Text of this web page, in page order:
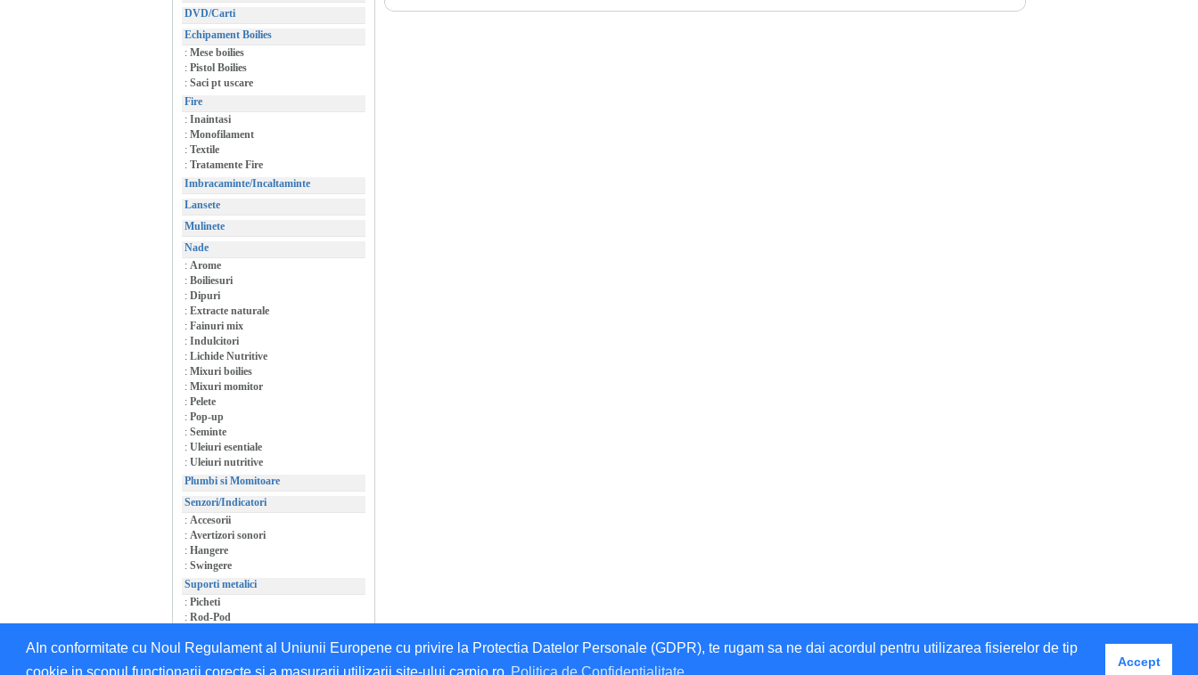
AIn conformitate cu Noul Regulament al Uniunii Europene cu privire la Protectia Datelor Personale (GDPR), te rugam sa ne dai acordul pentru utilizarea fisierelor de tip
cookie in scopul functionarii corecte si a masurarii utilizarii site-ului carpio.ro Politica de Confidentialitate
Accept
DVD/Carti
Echipament Boilies
: Mese boilies
: Pistol Boilies
: Saci pt uscare
Fire
: Inaintasi
: Monofilament
: Textile
: Tratamente Fire
Imbracaminte/Incaltaminte
Lansete
Mulinete
Nade
: Arome
: Boiliesuri
: Dipuri
: Extracte naturale
: Fainuri mix
: Indulcitori
: Lichide Nutritive
: Mixuri boilies
: Mixuri momitor
: Pelete
: Pop-up
: Seminte
: Uleiuri esentiale
: Uleiuri nutritive
Plumbi si Momitoare
Senzori/Indicatori
: Accesorii
: Avertizori sonori
: Hangere
: Swingere
Suporti metalici
: Picheti
: Rod-Pod